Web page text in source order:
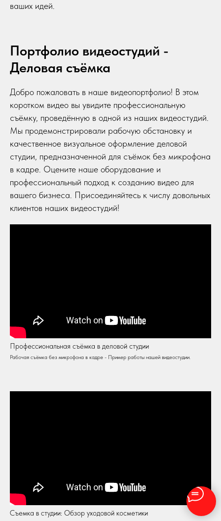
ваших идей.
Портфолио видеостудий -
Деловая съёмка
Добро пожаловать в наше видеопортфолио! В этом
коротком видео вы увидите профессиональную
съёмку, проведённую в одной из наших видеостудий.
Мы продемонстрировали рабочую обстановку и
качественное визуальное оформление деловой
студии, предназначенной для съёмок без микрофона
в кадре. Оцените наше оборудование и
профессиональный подход к созданию видео для
вашего бизнеса. Присоединяйтесь к числу довольных
клиентов наших видеостудий!
Профессиональная съёмка в деловой студии
Рабочая съёмка без микрофона в кадре - Пример работы нашей видеостудии.
Съемка в студии: Обзор уходовой косметики